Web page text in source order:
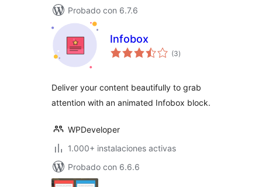
Probado con 6.7.6
Infobox
(3total
de
)
Deliver your content beautifully to grab
attention with an animated Infobox block.
WPDeveloper
1.000+ instalaciones activas
Probado con 6.6.6